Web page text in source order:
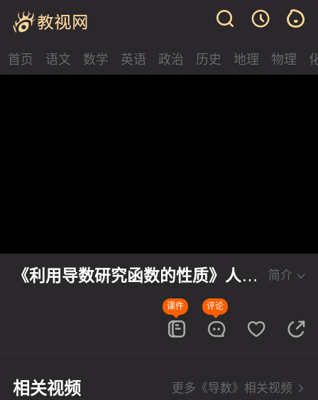
首页 语文 数学 英语 政治 历史 地理 物理
简介
《利用导数研究函数的性质》人教
版高中数学第十二届全国高中教师
评论
课件
相关视频 更多《导数》相关视频